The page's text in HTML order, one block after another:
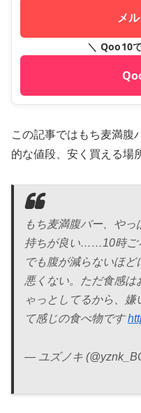
メ
＼ Qoo10
この記事ではもち麦満腹
的な値段、安く買える場
もち麦満腹バー、や
持ちが良い……10時ご
でも腹が減らないほ
悪くない。ただ食感は
ゃっとしてるから、
て感じの食べ物です
— ユズノキ